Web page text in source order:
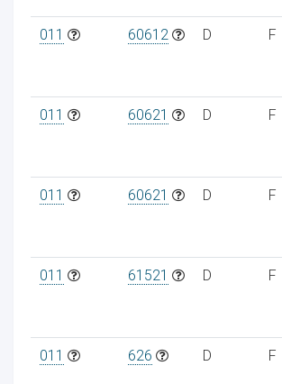
011 60612 D F
011 60621 D F
011 60621 D F
011 61521 D F
011 626 D F